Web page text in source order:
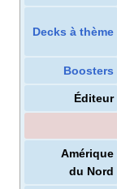
Decks à thème
Boosters
Éditeur
Amérique
du Nord